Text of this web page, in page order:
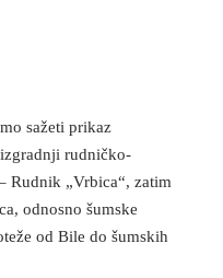
sažeti prikaz
rudničko-
Rudnik „Vrbica“, zatim
odnosno šumske
od Bile do šumskih